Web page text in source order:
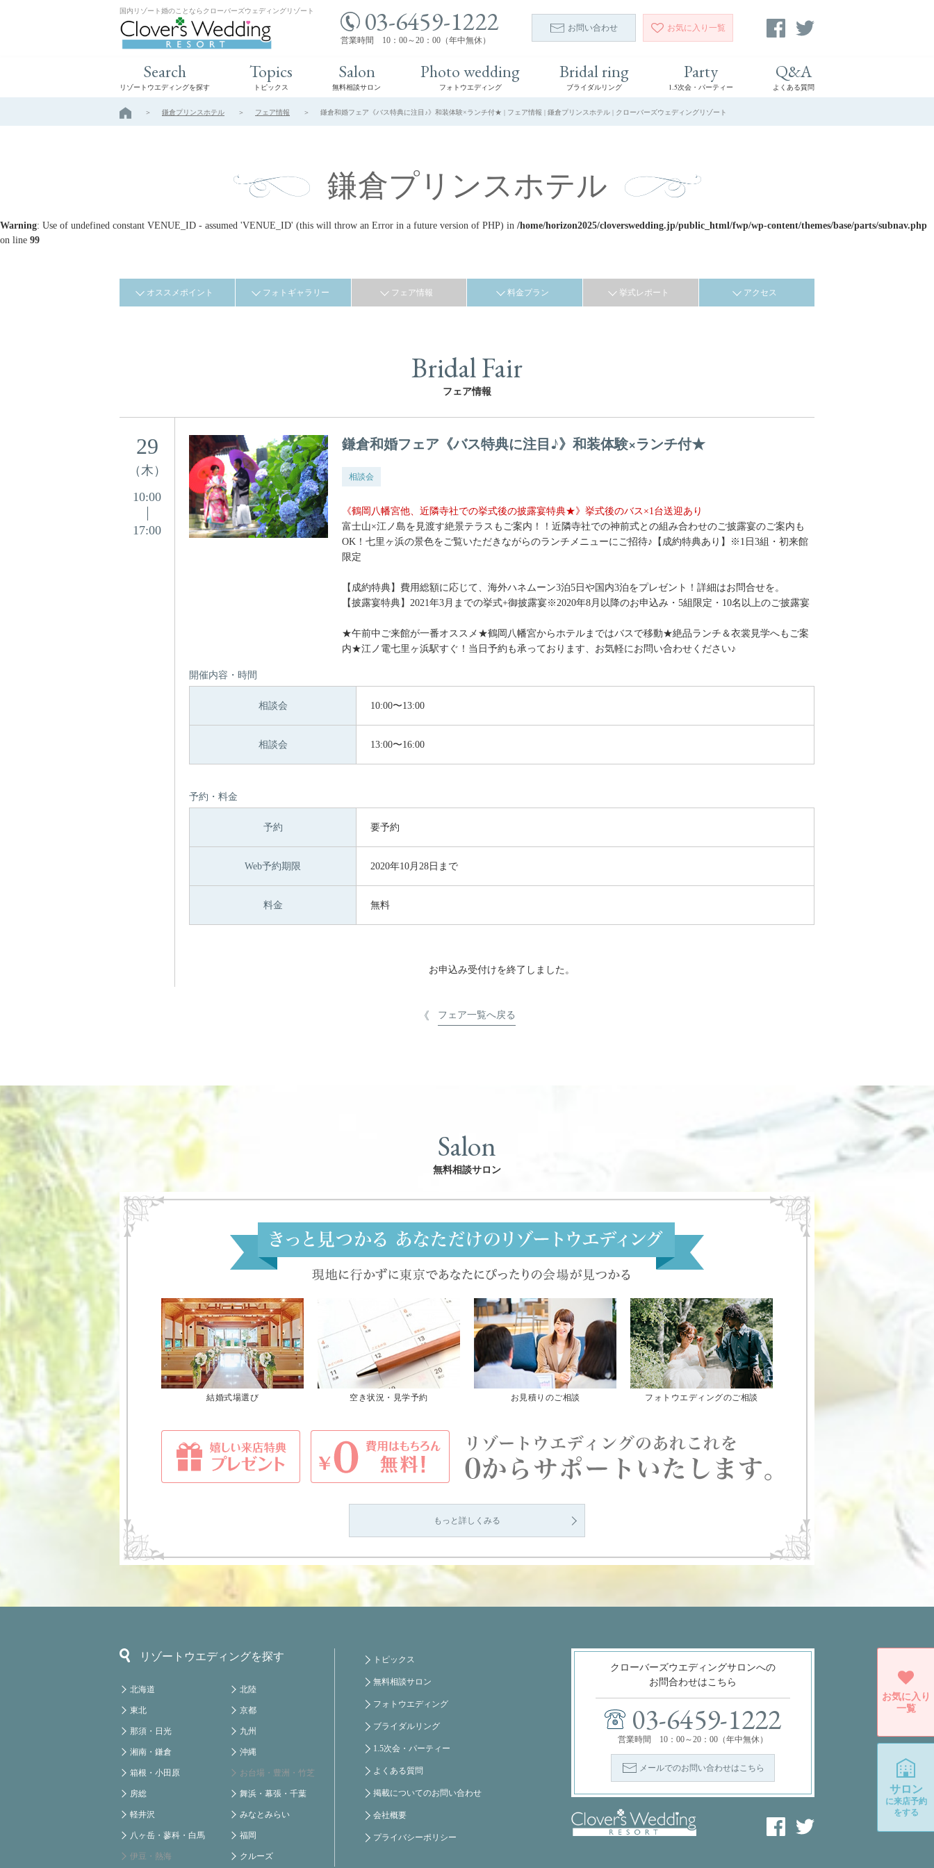
国内リゾート婚のことならクローバーズウェディングリゾート 03-6459-1222
営業時間 10：00～20：00（年中無休）
お問い合わせ お気に入り 一覧
Search
リゾートウエディングを探す
Topics
トピックス
Salon
無料相談サロン
Photo wedding
フォトウエディング
Bridal ring
ブライダルリング
Party
1.5次会・パーティー
Q&A
よくある質問
鎌倉プリンスホテル フェア情報 鎌倉和婚フェア《バス特典に注目♪》和装体験×ランチ付★ | フェア情報 | 鎌倉プリンスホテル | クローバーズウェディングリゾート
鎌倉プリンスホテル
Warning: Use of undefined constant VENUE_ID - assumed 'VENUE_ID' (this will throw an Error in a future version of PHP) in /home/horizon2025/cloverswedding.jp/public_html/fwp/wp-content/themes/base/parts/subnav.php
on line 99
オススメポイント フォトギャラリー フェア情報 料金プラン 挙式レポート アクセス
Bridal Fair
フェア情報
29
（木）
10:00
17:00
鎌倉和婚フェア《バス特典に注目♪》和装体験×ランチ付★
相談会
《鶴岡八幡宮他、近隣寺社での挙式後の披露宴特典★》挙式後のバス×1台送迎あり
富士山×江ノ島を見渡す絶景テラスもご案内！！近隣寺社での神前式との組み合わせのご披露宴のご案内も
OK！七里ヶ浜の景色をご覧いただきながらのランチメニューにご招待♪【成約特典あり】※1日3組・初来館
限定
【成約特典】費用総額に応じて、海外ハネムーン3泊5日や国内3泊をプレゼント！詳細はお問合せを。
【披露宴特典】2021年3月までの挙式+御披露宴※2020年8月以降のお申込み・5組限定・10名以上のご披露宴
★午前中ご来館が一番オススメ★鶴岡八幡宮からホテルまではバスで移動★絶品ランチ＆衣裳見学へもご案
内★江ノ電七里ヶ浜駅すぐ！当日予約も承っております、お気軽にお問い合わせください♪
開催内容・時間
相談会 10:00〜13:00
相談会 13:00〜16:00
予約・料金
予約 要予約
Web予約期限 2020年10月28日まで
料金 無料
お申込み受付けを終了しました。
フェア一覧へ戻る
Salon
無料相談サロン
結婚式場選び 空き状況・見学予約 お見積りのご相談 フォトウエディングのご相談
もっと詳しくみる
リゾートウエディングを探す
北海道
東北
那須・日光
湘南・鎌倉
箱根・小田原
房総
軽井沢
八ヶ岳・蓼科・白馬
伊豆・熱海
北陸
京都
九州
沖縄
お台場・豊洲・竹芝
舞浜・幕張・千葉
みなとみらい
福岡
クルーズ
トピックス
無料相談サロン
フォトウエディング
ブライダルリング
1.5次会・パーティー
よくある質問
掲載についてのお問い合わせ
会社概要
プライバシーポリシー
クローバーズウエディングサロンへの
お問合わせはこちら
03-6459-1222
営業時間 10：00～20：00（年中無休）
メールでのお問い合わせはこちら
お気に入り
一覧
サロン
に来店予約
をする